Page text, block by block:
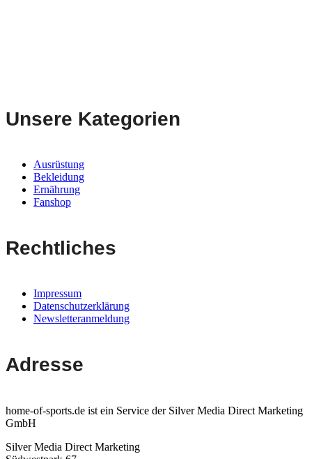
Unsere Kategorien
Ausrüstung
Bekleidung
Ernährung
Fanshop
Rechtliches
Impressum
Datenschutzerklärung
Newsletteranmeldung
Adresse
home-of-sports.de ist ein Service der Silver Media Direct Marketing
GmbH
Silver Media Direct Marketing